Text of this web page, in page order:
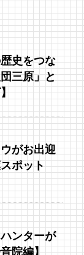
史をつな
三原」と
がお出迎
ポット
ンターが
院編】